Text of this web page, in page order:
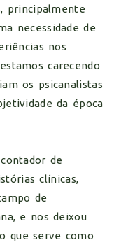
principalmente
necessidade de
nos
carecendo
os psicanalistas
da época
de
clínicas,
de
e nos deixou
que serve como